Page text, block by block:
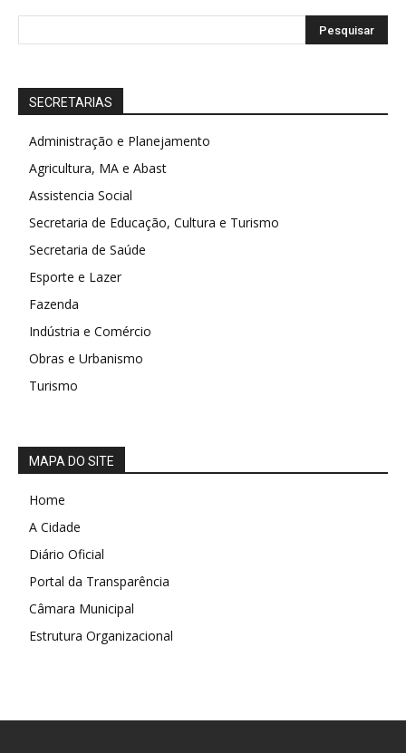
SECRETARIAS
Administração e Planejamento
Agricultura, MA e Abast
Assistencia Social
Secretaria de Educação, Cultura e Turismo
Secretaria de Saúde
Esporte e Lazer
Fazenda
Indústria e Comércio
Obras e Urbanismo
Turismo
MAPA DO SITE
Home
A Cidade
Diário Oficial
Portal da Transparência
Câmara Municipal
Estrutura Organizacional